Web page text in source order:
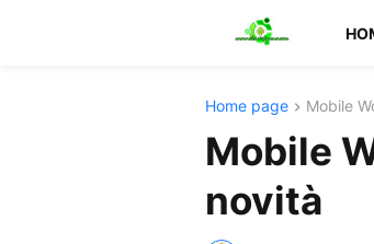
Home page Mobile
Mobile
novità